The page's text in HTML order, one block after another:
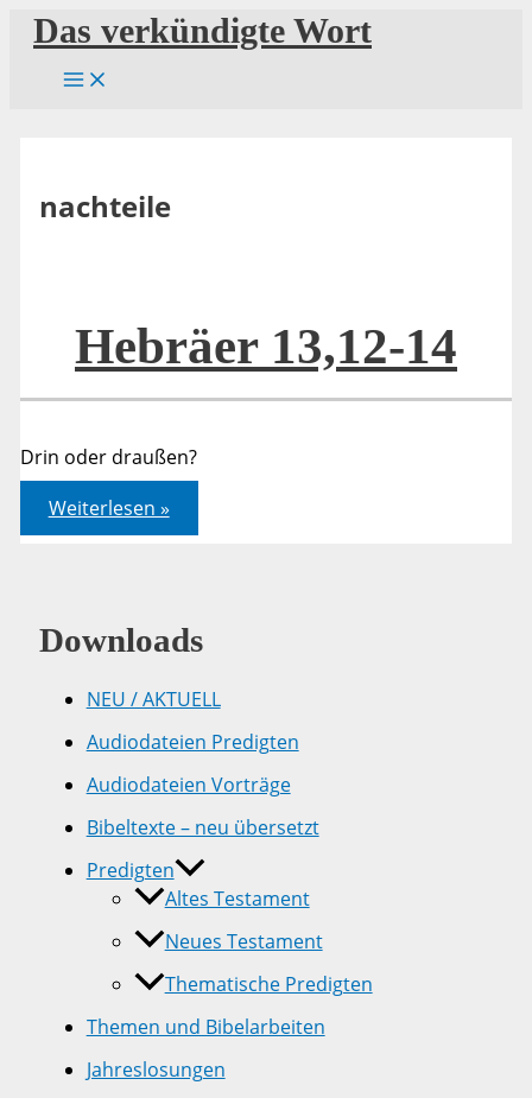
Zum
Inhalt
springen
Das verkündigte Wort
nachteile
Hebräer 13,12-14
Drin oder draußen?
Hebräer
13,12-
14
Weiterlesen »
Downloads
NEU / AKTUELL
Audiodateien Predigten
Audiodateien Vorträge
Bibeltexte – neu übersetzt
Predigten
Altes Testament
Neues Testament
Thematische Predigten
Themen und Bibelarbeiten
Jahreslosungen